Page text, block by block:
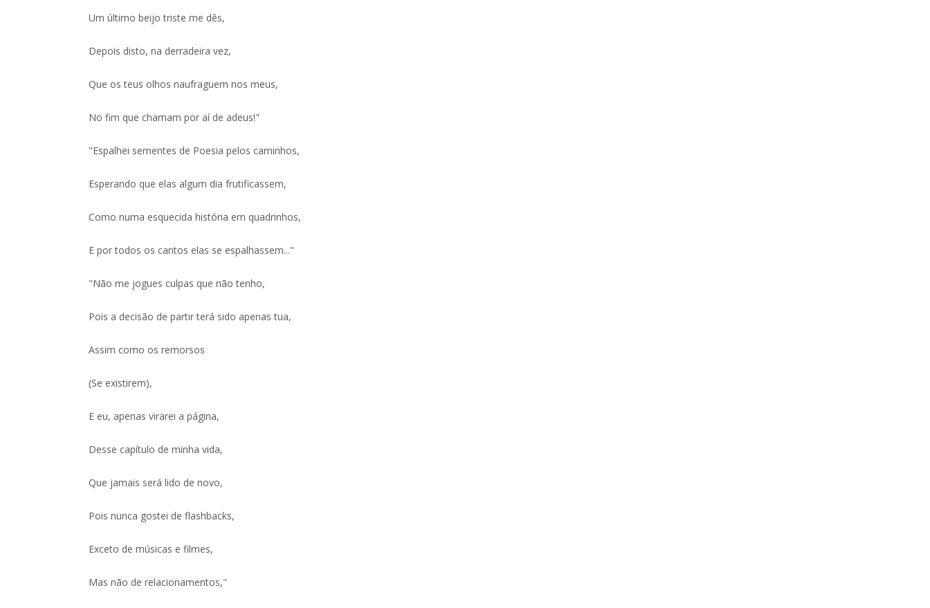
Um último beijo triste me dês,
Depois disto, na derradeira vez,
Que os teus olhos naufraguem nos meus,
No fim que chamam por aí de adeus!"
"Espalhei sementes de Poesia pelos caminhos,
Esperando que elas algum dia frutificassem,
Como numa esquecida história em quadrinhos,
E por todos os cantos elas se espalhassem..."
"Não me jogues culpas que não tenho,
Pois a decisão de partir terá sido apenas tua,
Assim como os remorsos
(Se existirem),
E eu, apenas virarei a página,
Desse capítulo de minha vida,
Que jamais será lido de novo,
Pois nunca gostei de flashbacks,
Exceto de músicas e filmes,
Mas não de relacionamentos,"